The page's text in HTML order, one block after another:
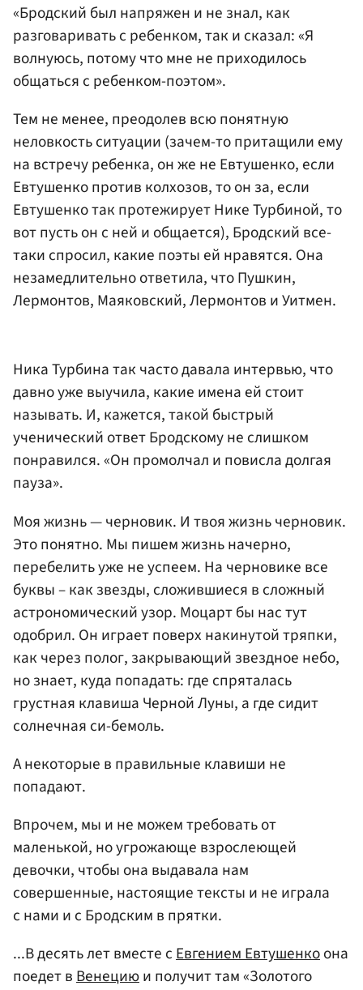
«Бродский был напряжен и не знал, как
разговаривать с ребенком, так и сказал: «Я
волнуюсь, потому что мне не приходилось
общаться с ребенком-поэтом».
Тем не менее, преодолев всю понятную
неловкость ситуации (зачем-то притащили ему
на встречу ребенка, он же не Евтушенко, если
Евтушенко против колхозов, то он за, если
Евтушенко так протежирует Нике Турбиной, то
вот пусть он с ней и общается), Бродский все-
таки спросил, какие поэты ей нравятся. Она
незамедлительно ответила, что Пушкин,
Лермонтов, Маяковский, Лермонтов и Уитмен.
Ника Турбина так часто давала интервью, что
давно уже выучила, какие имена ей стоит
называть. И, кажется, такой быстрый
ученический ответ Бродскому не слишком
понравился. «Он промолчал и повисла долгая
пауза».
Моя жизнь — черновик. И твоя жизнь черновик.
Это понятно. Мы пишем жизнь начерно,
перебелить уже не успеем. На черновике все
буквы – как звезды, сложившиеся в сложный
астрономический узор. Моцарт бы нас тут
одобрил. Он играет поверх накинутой тряпки,
как через полог, закрывающий звездное небо,
но знает, куда попадать: где спряталась
грустная клавиша Черной Луны, а где сидит
солнечная си-бемоль.
А некоторые в правильные клавиши не
попадают.
Впрочем, мы и не можем требовать от
маленькой, но угрожающе взрослеющей
девочки, чтобы она выдавала нам
совершенные, настоящие тексты и не играла
с нами и с Бродским в прятки.
...В десять лет вместе сЕвгением Евтушенкоона
поедет вВенециюи получит там «Золотого